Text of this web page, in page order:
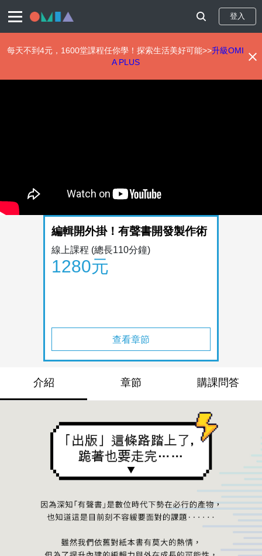
登入
每天不到4元，1600堂課程任你學！探索生活美好可能>>升級OMI
A PLUS
編輯開外掛！有聲書開發製作術
線上課程 (總長110分鐘)
1280元
查看章節
介紹 章節 購課問答